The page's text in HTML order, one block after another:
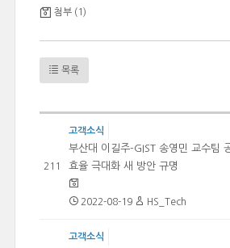
첨부 (1)
목록
211
고객소식
부산대 이길주-GIST 송영민 교수팀
효율 극대화 새 방안 규명
2022-08-19 HS_Tech
고객소식